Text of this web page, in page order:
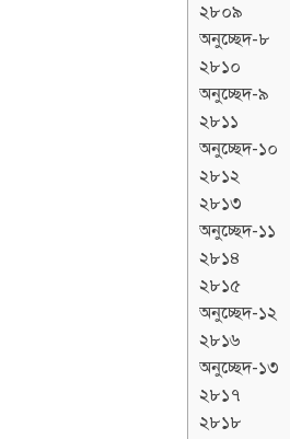
২৮০৯
অনুচ্ছেদ-৮
২৮১০
অনুচ্ছেদ-৯
২৮১১
অনুচ্ছেদ-১০
২৮১২
২৮১৩
অনুচ্ছেদ-১১
২৮১৪
২৮১৫
অনুচ্ছেদ-১২
২৮১৬
অনুচ্ছেদ-১৩
২৮১৭
২৮১৮